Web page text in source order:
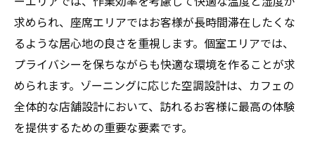
求められ、座席エリアではお客様が長時間滞在したくな
るような居心地の良さを重視します。個室エリアでは、
プライバシーを保ちながらも快適な環境を作ることが求
められます。ゾーニングに応じた空調設計は、カフェの
全体的な店舗設計において、訪れるお客様に最高の体験
を提供するための重要な要素です。